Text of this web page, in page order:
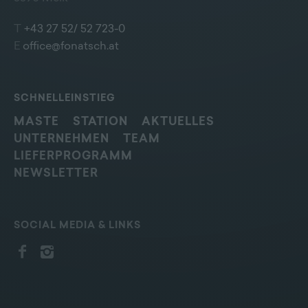
+43 27 52/ 52 723-0
E office@fonatsch.at
SCHNELLEINSTIEG
MASTE STATION
AKTUELLES
UNTERNEHMEN
TEAM
LIEFERPROGRAMM
NEWSLETTER
SOCIAL MEDIA & LINKS